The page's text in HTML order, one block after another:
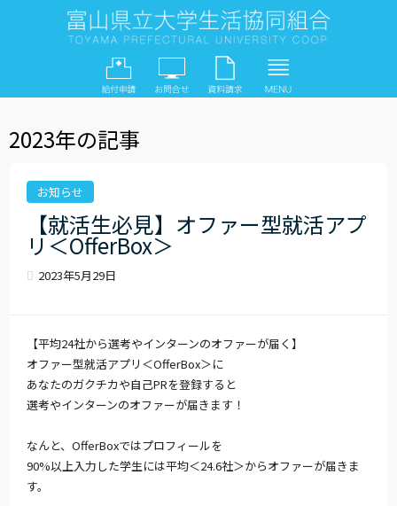
2023年の記事
お知らせ
【就活生必見】オファー型就活アプ
リ＜OfferBox＞
2023年5月29日
【平均24社から選考やインターンのオファーが届く】
オファー型就活アプリ＜OfferBox＞に
あなたのガクチカや自己PRを登録すると
選考やインターンのオファーが届きます！
なんと、OfferBoxではプロフィールを
90%以上入力した学生には平均＜24.6社＞からオファーが届きま
す。